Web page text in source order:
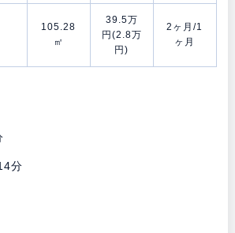
105.28
㎡
39.5万
円(2.8万
円)
2ヶ月/1
ヶ月
分